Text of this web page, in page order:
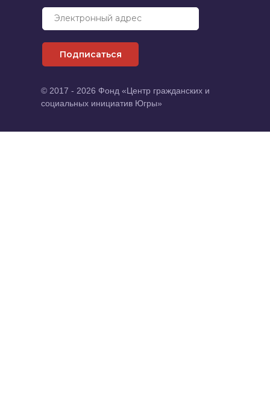
© 2017 - 2026 Фонд «Центр гражданских и
социальных инициатив Югры»
Электронный адрес
Подписаться